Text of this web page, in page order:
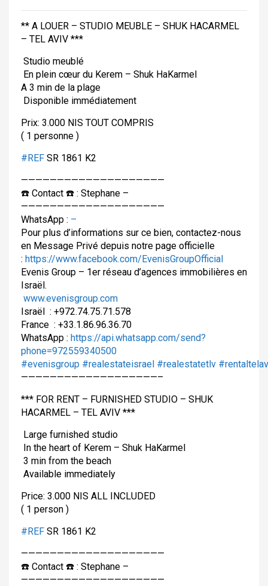
** A LOUER – STUDIO MEUBLE – SHUK HACARMEL
– TEL AVIV ***
Studio meublé
En plein cœur du Kerem – Shuk HaKarmel
A 3 min de la plage
Disponible immédiatement
Prix: 3.000 NIS TOUT COMPRIS
( 1 personne )
#REF SR 1861 K2
————————————————————
☎️ Contact ☎️ : Stephane –
————————————————————
WhatsApp : –
Pour plus d’informations sur ce bien, contactez-nous
en Message Privé depuis notre page officielle
: https://www.facebook.com/EvenisGroupOfficial
Evenis Group – 1er réseau d’agences immobilières en
Israël.
www.evenisgroup.com
Israël : +972.74.75.71.578
France : +33.1.86.96.36.70
WhatsApp : https://api.whatsapp.com/send?
phone=972559340500
#evenisgroup #realestateisrael #realestatetlv #
———————————————————–
*** FOR RENT – FURNISHED STUDIO – SHUK
HACARMEL – TEL AVIV ***
Large furnished studio
In the heart of Kerem – Shuk HaKarmel
3 min from the beach
Available immediately
Price: 3.000 NIS ALL INCLUDED
( 1 person )
#REF SR 1861 K2
————————————————————
☎️ Contact ☎️ : Stephane –
————————————————————